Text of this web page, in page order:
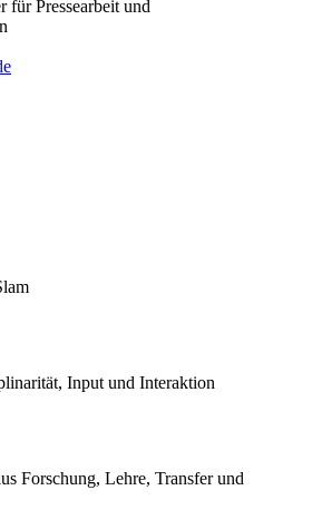
für Pressearbeit und
Input und Interaktion
Forschung, Lehre, Transfer und